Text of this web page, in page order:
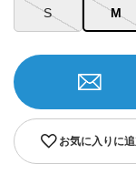
S M
お気に入りに